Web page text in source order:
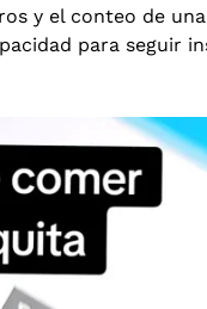
y el conteo de
para seguir